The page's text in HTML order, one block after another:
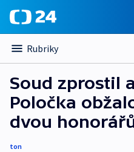
Rubriky
Soud zprostil
Poločka
dvou
ton